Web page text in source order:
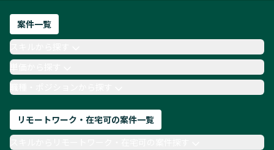
ネットワークエンジニア
AIエンジニア
Webデザイナー
月収100万円 業務委託
COBOL
Ruby
TypeScript
Laravel AWS
案件一覧
単価から探す
職種・ポジションから探す
リモートワーク・在宅可の案件一覧